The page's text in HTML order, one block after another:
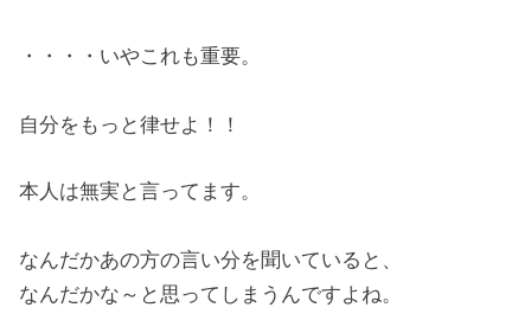
・・・・いやこれも重要。
自分をもっと律せよ！！
本人は無実と言ってます。
なんだかあの方の言い分を聞いていると、
なんだかな～と思ってしまうんですよね。